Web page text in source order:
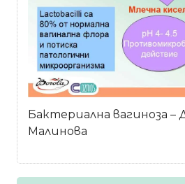
Бактериална вагиноза –
Малинова